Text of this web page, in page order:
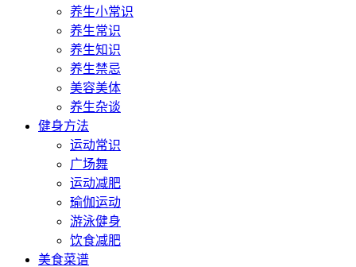
养生小常识
养生常识
养生知识
养生禁忌
美容美体
养生杂谈
健身方法
运动常识
广场舞
运动减肥
瑜伽运动
游泳健身
饮食减肥
美食菜谱